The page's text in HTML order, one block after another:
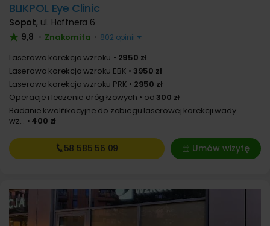
BLIKPOL Eye Clinic
Sopot, ul. Haffnera 6
9,8 • Znakomita • 802 opinii
Laserowa korekcja wzroku
2950 zł
Laserowa korekcja wzroku EBK
3950 zł
Laserowa korekcja wzroku PRK
2950 zł
Operacje i leczenie dróg łzowych
od 300 zł
Badanie kwalifikacyjne do zabiegu laserowej korekcji wady
wz...
400 zł
Umów wizytę
58 585 56 09